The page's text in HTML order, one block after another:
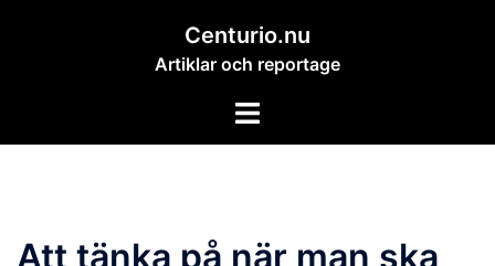
Centurio.nu
Artiklar och reportage
Slå
Att tänka på när man ska